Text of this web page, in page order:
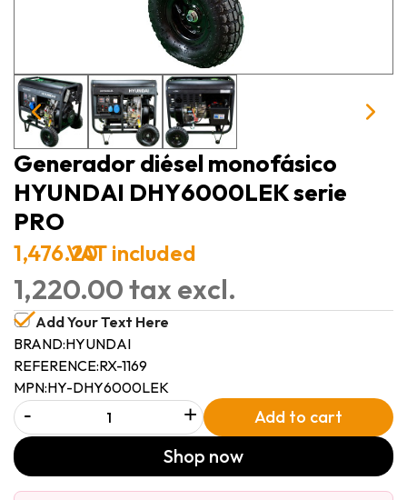
Generador diésel monofásico
HYUNDAI DHY6000LEK serie
PRO
1,476.20VAT included
1,220.00 tax excl.
Add Your Text Here
BRAND:HYUNDAI
REFERENCE:RX-1169
MPN:HY-DHY6000LEK
- + Add to cart
Shop now